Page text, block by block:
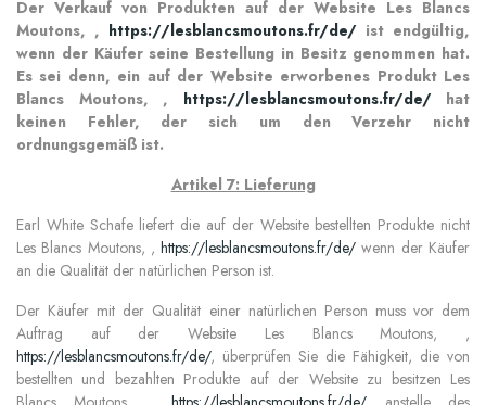
Der Verkauf von Produkten auf der Website Les Blancs
Moutons, , https://lesblancsmoutons.fr/de/ ist endgültig,
wenn der Käufer seine Bestellung in Besitz genommen hat.
Es sei denn, ein auf der Website erworbenes Produkt Les
Blancs Moutons, , https://lesblancsmoutons.fr/de/ hat
keinen Fehler, der sich um den Verzehr nicht
ordnungsgemäß ist.
Artikel 7: Lieferung
Earl White Schafe liefert die auf der Website bestellten Produkte nicht
Les Blancs Moutons, ,https://lesblancsmoutons.fr/de/ wenn der Käufer
an die Qualität der natürlichen Person ist.
Der Käufer mit der Qualität einer natürlichen Person muss vor dem
Auftrag auf der Website Les Blancs Moutons, ,
https://lesblancsmoutons.fr/de/, überprüfen Sie die Fähigkeit, die von
bestellten und bezahlten Produkte auf der Website zu besitzen Les